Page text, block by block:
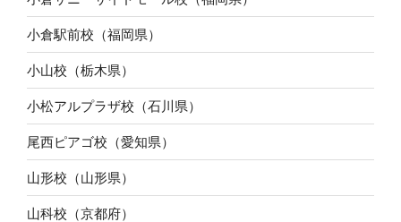
小倉駅前校（福岡県）
小山校（栃木県）
小松アルプラザ校（石川県）
尾西ピアゴ校（愛知県）
山形校（山形県）
山科校（京都府）